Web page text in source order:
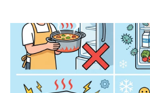
k